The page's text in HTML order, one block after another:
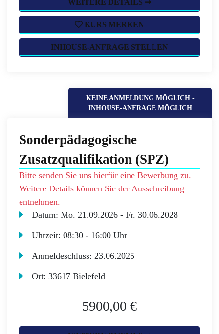
WEITERE DETAILS ➞
KURS MERKEN
INHOUSE-ANFRAGE STELLEN
KEINE ANMELDUNG MÖGLICH -
INHOUSE-ANFRAGE MÖGLICH
Sonderpädagogische
Zusatzqualifikation (SPZ)
Bitte senden Sie uns hierfür eine Bewerbung zu.
Weitere Details können Sie der Ausschreibung
entnehmen.
Datum:Mo. 21.09.2026 -Fr. 30.06.2028
Uhrzeit:08:30 - 16:00 Uhr
Anmeldeschluss:23.06.2025
Ort:33617 Bielefeld
5900,00 €